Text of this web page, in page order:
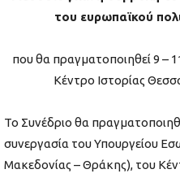
του ευρωπαϊκού
που θα πραγματοποιηθεί 9 –
Κέντρο Ιστορίας
Το Συνέδριο θα
συνεργασία του Υπουργείου
Μακεδονίας – Θράκης), του